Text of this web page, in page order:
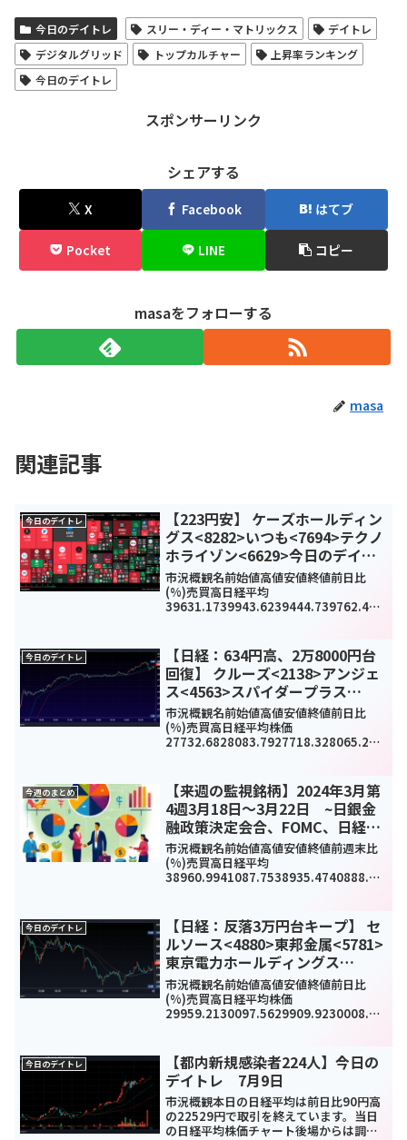
今日のデイトレ スリー・ディー・マトリックス
デイトレ
デジタルグリッド
トップカルチャー
上昇率ランキング
今日のデイトレ
スポンサーリンク
シェアする
X Facebook はてブ
Pocket LINE コピー
masaをフォローする
masa
関連記事
今日のデイトレ
【223円安】 ケーズホールディン
グス<8282>いつも<7694>テクノ
ホライゾン<6629>今日のデイト
レ7月2日
市況概観名前始値高値安値終値前日比
(%)売買高日経平均
39631.1739943.6239444.739762.48-
今日のデイトレ
【日経：634円高、2万8000円台
回復】 クルーズ<2138>アンジェ
ス<4563>スパイダープラス
<4192>今日のデイトレ9月8日
市況概観名前始値高値安値終値前日比
(%)売買高日経平均株価
27732.6828083.7927718.328065.286
今週のまとめ
【来週の監視銘柄】2024年3月第
4週3月18日～3月22日 ~日銀金
融政策決定会合、FOMC、日経復
活~
市況概観名前始値高値安値終値前週末比
(%)売買高日経平均
38960.9941087.7538935.4740888.43
今日のデイトレ
【日経：反落3万円台キープ】 セ
ルソース<4880>東邦金属<5781>
東京電力ホールディングス
<9501>今日のデイトレ9月9日
市況概観名前始値高値安値終値前日比
(%)売買高日経平均株価
29959.2130097.5629909.9230008.19
5.582075.282060.432064.93-1...
今日のデイトレ
【都内新規感染者224人】今日の
デイトレ 7月9日
市況概観本日の日経平均は前日比90円高
の22529円で取引を終えています。当日
の日経平均株価チャート後場からは調子